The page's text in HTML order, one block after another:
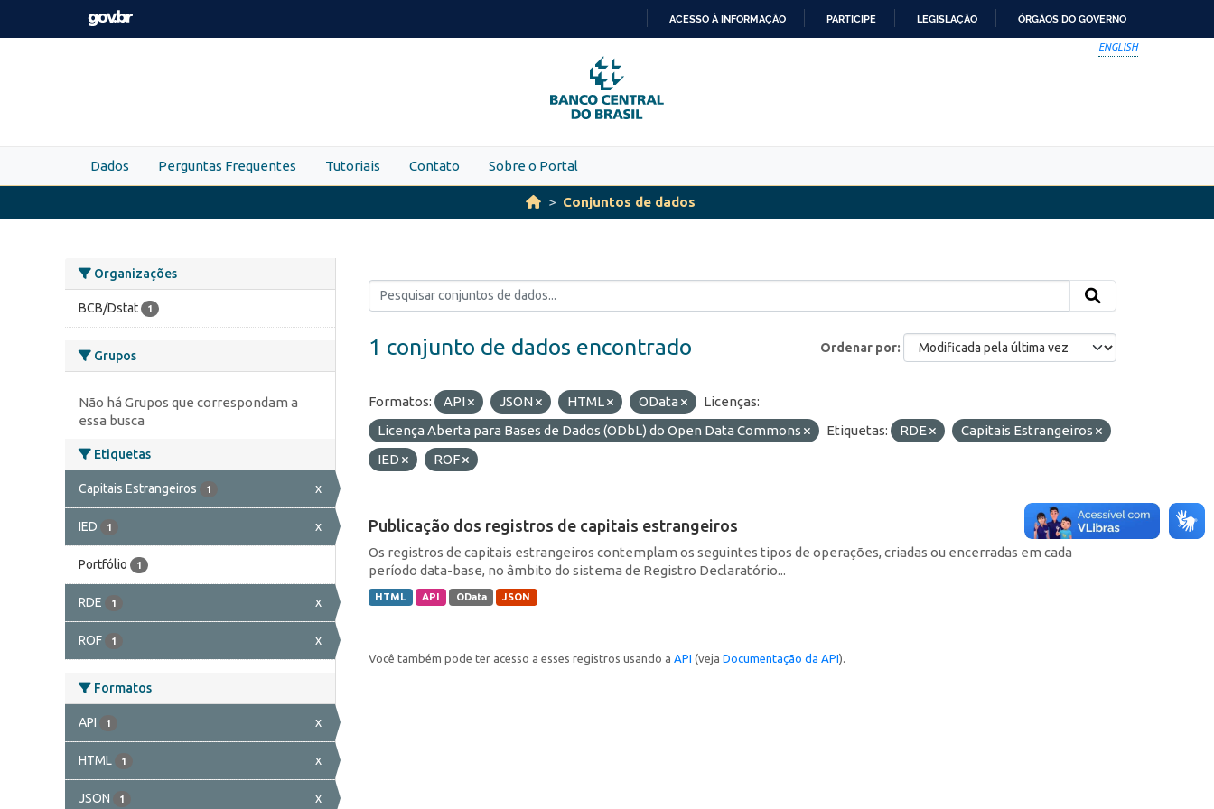
Skip to main content
PARA
O
CONTEÚDO
ACESSO À INFORMAÇÃO PARTICIPE LEGISLAÇÃO ÓRGÃOS DO GOVERNO
ENGLISH
Dados Perguntas Frequentes Tutoriais Contato Sobre o Portal
Conjuntos de dados
Organizações
BCB/Dstat 1
Grupos
Não há Grupos que correspondam a
essa busca
Etiquetas
Capitais Estrangeiros 1 x
IED 1 x
Portfólio 1
RDE 1 x
ROF 1 x
Formatos
API 1 x
HTML 1 x
JSON 1 x
Ordenar por
1 conjunto de dados encontrado
Formatos: API JSON HTML OData
Licenças:
Licença Aberta para Bases de Dados (ODbL) do Open Data Commons
Etiquetas: RDE
Capitais Estrangeiros
IED
ROF
Publicação dos registros de capitais estrangeiros
Os registros de capitais estrangeiros contemplam os seguintes tipos de operações, criadas ou encerradas em cada
período data-base, no âmbito do sistema de Registro Declaratório...
HTML API OData JSON
Você também pode ter acesso a esses registros usando a API (veja Documentação da API).